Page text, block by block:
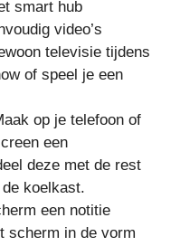
smart hub
video’s
televisie tijdens
of speel je een
op je telefoon of
een
deze met de rest
koelkast.
een notitie
scherm in de vorm